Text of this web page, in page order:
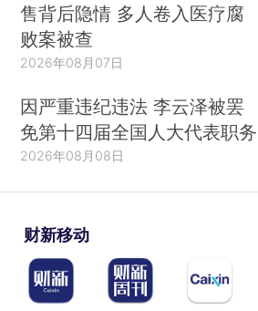
售背后隐情 多人卷入医疗腐
败案被查
2026年08月07日
因严重违纪违法 李云泽被罢
免第十四届全国人大代表职务
2026年08月08日
财新移动